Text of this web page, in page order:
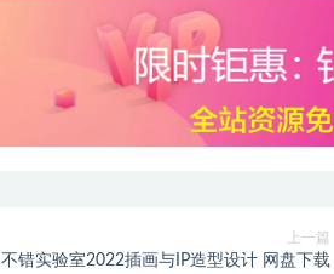
上一篇
不错实验室2022插画与IP造型设计 网盘下载